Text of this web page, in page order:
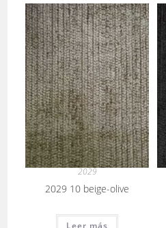
2029
2029 10 beige-olive
Leer más